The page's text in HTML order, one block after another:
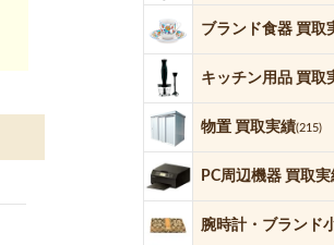
ブランド食器 買取
キッチン用品 買取
物置 買取実績(215)
PC周辺機器 買取実
腕時計・ブランド